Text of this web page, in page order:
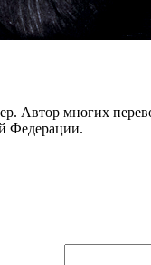
Автор многих
Федерации.